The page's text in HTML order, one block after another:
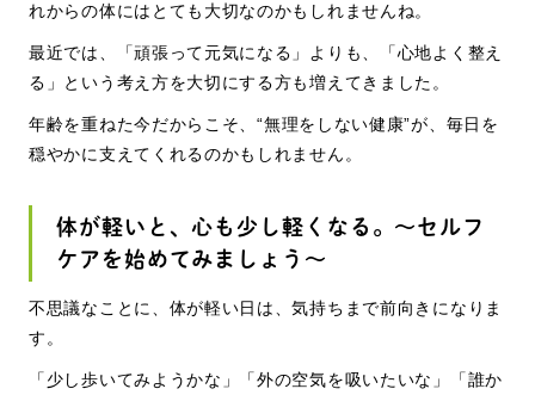
れからの体にはとても大切なのかもしれませんね。
最近では、「頑張って元気になる」よりも、「心地よく整え
る」という考え方を大切にする方も増えてきました。
年齢を重ねた今だからこそ、“無理をしない健康”が、毎日を
穏やかに支えてくれるのかもしれません。
体が軽いと、心も少し軽くなる。～セルフ
ケアを始めてみましょう～
不思議なことに、体が軽い日は、気持ちまで前向きになりま
す。
「少し歩いてみようかな」「外の空気を吸いたいな」「誰か